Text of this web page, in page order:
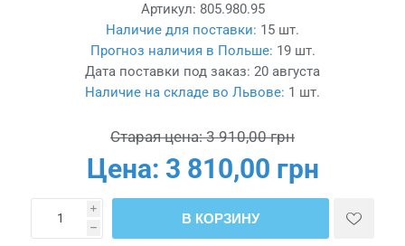
Артикул: 805.980.95
Наличие для поставки: 15 шт.
Прогноз наличия в Польше: 19 шт.
Дата поставки под заказ: 20 августа
Наличие на складе во Львове: 1 шт.
Старая цена: 3 910,00 грн
Цена: 3 810,00 грн
i
h
В КОРЗИНУ